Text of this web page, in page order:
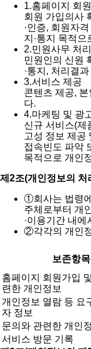
1.홈페이지 회
회원 가입의사
·인증, 회원자
지·통지 목적
2.민원사무 처리
민원인의 신원
·통지, 처리결
3.서비스 제공
콘텐츠 제공,
다.
4.마케팅 및 광
신규 서비스(제
고성 정보 제공
접속빈도 파악
목적으로 개인
제2조(개인정보의 처
①회사는 법령
주체로부터 개
·이용기간 내에
②각각의 개인
보존항목
홈페이지 회원가입
련한 개인정보
개인정보 열람 등 요
자 정보
문의와 관련한 개인
서비스 방문 기록